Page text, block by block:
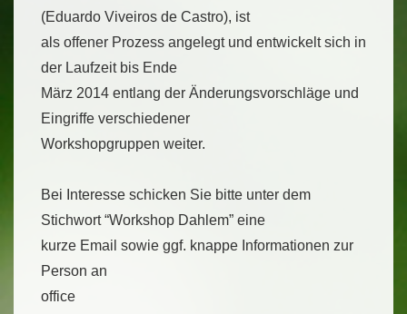
(Eduardo Viveiros de Castro), ist
als offener Prozess angelegt und entwickelt sich in
der Laufzeit bis Ende
März 2014 entlang der Änderungsvorschläge und
Eingriffe verschiedener
Workshopgruppen weiter.
Bei Interesse schicken Sie bitte unter dem
Stichwort “Workshop Dahlem” eine
kurze Email sowie ggf. knappe Informationen zur
Person an
office